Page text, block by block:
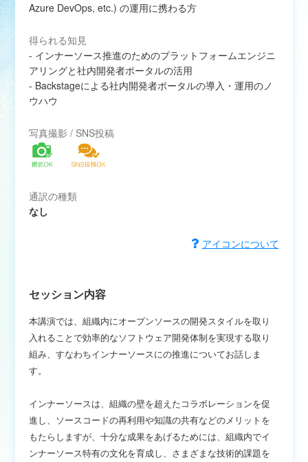
Azure DevOps, etc.) の運用に携わる方
得られる知見
- インナーソース推進のためのプラットフォームエンジニ
アリングと社内開発者ポータルの活用
- Backstageによる社内開発者ポータルの導入・運用のノ
ウハウ
写真撮影 / SNS投稿
通訳の種類
なし
アイコンについて
セッション内容
本講演では、組織内にオープンソースの開発スタイルを取り
入れることで効率的なソフトウェア開発体制を実現する取り
組み、すなわちインナーソースにの推進についてお話しま
す。
インナーソースは、組織の壁を超えたコラボレーションを促
進し、ソースコードの再利用や知識の共有などのメリットを
もたらしますが、十分な成果をあげるためには、組織内でイ
ンナーソース特有の文化を育成し、さまざまな技術的課題を